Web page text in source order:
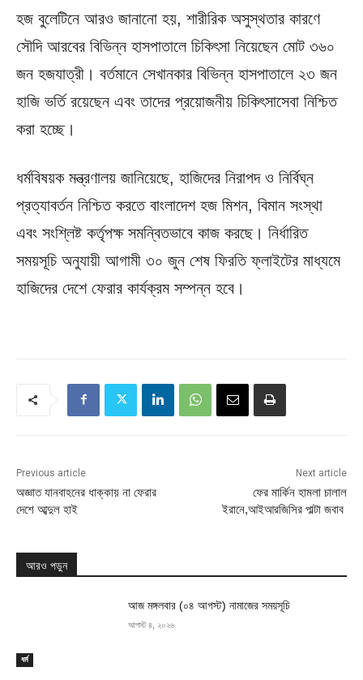
হজ বুলেটিনে আরও জানানো হয়, শারীরিক অসুস্থতার কারণে
সৌদি আরবের বিভিন্ন হাসপাতালে চিকিৎসা নিয়েছেন মোট ৩৬০
জন হজযাত্রী। বর্তমানে সেখানকার বিভিন্ন হাসপাতালে ২৩ জন
হাজি ভর্তি রয়েছেন এবং তাদের প্রয়োজনীয় চিকিৎসাসেবা নিশ্চিত
করা হচ্ছে।
ধর্মবিষয়ক মন্ত্রণালয় জানিয়েছে, হাজিদের নিরাপদ ও নির্বিঘ্ন
প্রত্যাবর্তন নিশ্চিত করতে বাংলাদেশ হজ মিশন, বিমান সংস্থা
এবং সংশ্লিষ্ট কর্তৃপক্ষ সমন্বিতভাবে কাজ করছে। নির্ধারিত
সময়সূচি অনুযায়ী আগামী ৩০ জুন শেষ ফিরতি ফ্লাইটের মাধ্যমে
হাজিদের দেশে ফেরার কার্যক্রম সম্পন্ন হবে।
Previous article
অজ্ঞাত যানবাহনের ধাক্কায় না ফেরার
দেশে আব্দুল হাই
Next article
ফের মার্কিন হামলা চালাল
ইরানে,আইআরজিসির পাল্টা জবাব
আরও পড়ুন
ধর্ম
আজ মঙ্গলবার (০৪ আগস্ট) নামাজের সময়সূচি
আগস্ট ৪, ২০২৬